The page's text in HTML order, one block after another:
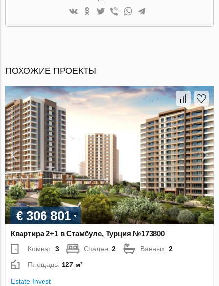
ПОХОЖИЕ ПРОЕКТЫ
€ 306 801
Квартира 2+1 в Стамбуле, Турция №173800
Комнат:3 Спален:2 Ванных:2
Площадь:127 м²
Estate Invest